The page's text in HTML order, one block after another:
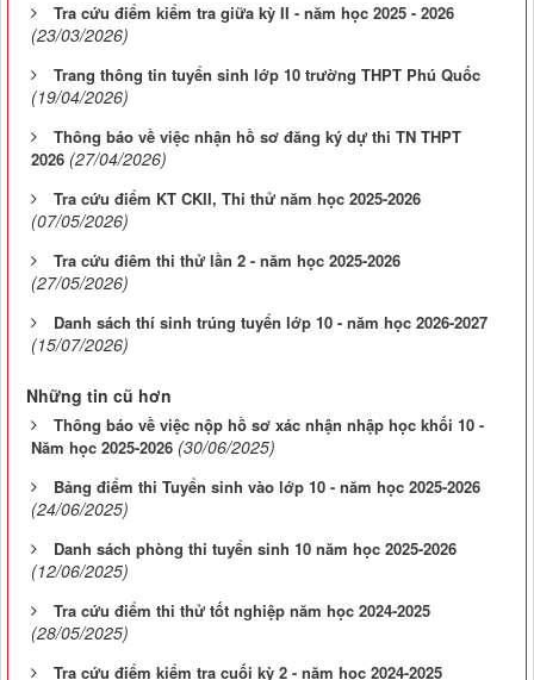
Tra cứu điểm kiểm tra giữa kỳ II - năm học 2025 - 2026
(23/03/2026)
Trang thông tin tuyển sinh lớp 10 trường THPT Phú Quốc
(19/04/2026)
Thông báo về việc nhận hồ sơ đăng ký dự thi TN THPT
2026 (27/04/2026)
Tra cứu điểm KT CKII, Thi thử năm học 2025-2026
(07/05/2026)
Tra cứu điêm thi thử lần 2 - năm học 2025-2026
(27/05/2026)
Danh sách thí sinh trúng tuyển lớp 10 - năm học 2026-2027
(15/07/2026)
Những tin cũ hơn
Thông báo về việc nộp hồ sơ xác nhận nhập học khối 10 -
Năm học 2025-2026 (30/06/2025)
Bảng điểm thi Tuyển sinh vào lớp 10 - năm học 2025-2026
(24/06/2025)
Danh sách phòng thi tuyển sinh 10 năm học 2025-2026
(12/06/2025)
Tra cứu điểm thi thử tốt nghiệp năm học 2024-2025
(28/05/2025)
Tra cứu điểm kiểm tra cuối kỳ 2 - năm học 2024-2025